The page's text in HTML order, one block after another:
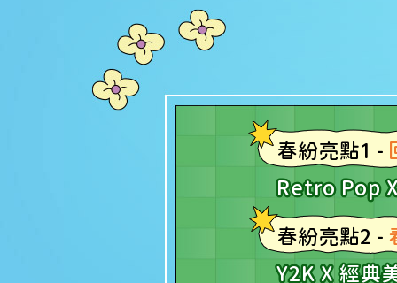
春紛亮點1 -
Retro Pop
春紛亮點2 -
Y2K X 經典